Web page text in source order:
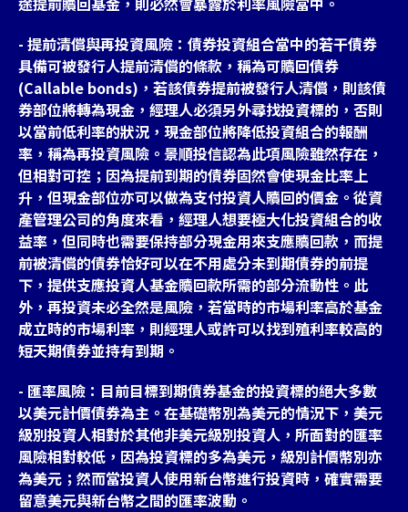
- 提前清償與再投資風險：債券投資組合當中的若干債券
具備可被發行人提前清償的條款，稱為可贖回債券
(Callable bonds)，若該債券提前被發行人清償，則該債
券部位將轉為現金，經理人必須另外尋找投資標的，否則
以當前低利率的狀況，現金部位將降低投資組合的報酬
率，稱為再投資風險。景順投信認為此項風險雖然存在，
但相對可控；因為提前到期的債券固然會使現金比率上
升，但現金部位亦可以做為支付投資人贖回的價金。從資
產管理公司的角度來看，經理人想要極大化投資組合的收
益率，但同時也需要保持部分現金用來支應贖回款，而提
前被清償的債券恰好可以在不用處分未到期債券的前提
下，提供支應投資人基金贖回款所需的部分流動性。此
外，再投資未必全然是風險，若當時的市場利率高於基金
成立時的市場利率，則經理人或許可以找到殖利率較高的
短天期債券並持有到期。
- 匯率風險：目前目標到期債券基金的投資標的絕大多數
以美元計價債券為主。在基礎幣別為美元的情況下，美元
級別投資人相對於其他非美元級別投資人，所面對的匯率
風險相對較低，因為投資標的多為美元，級別計價幣別亦
為美元；然而當投資人使用新台幣進行投資時，確實需要
留意美元與新台幣之間的匯率波動。